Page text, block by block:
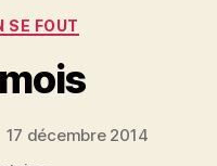
SE FOUT
17 décembre 2014